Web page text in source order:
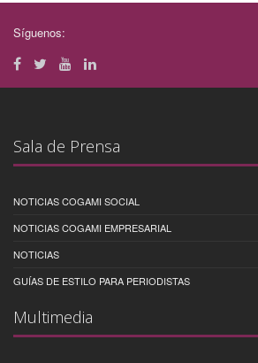
Síguenos:
Sala de Prensa
NOTICIAS COGAMI SOCIAL
NOTICIAS COGAMI EMPRESARIAL
NOTICIAS
GUÍAS DE ESTILO PARA PERIODISTAS
Multimedia